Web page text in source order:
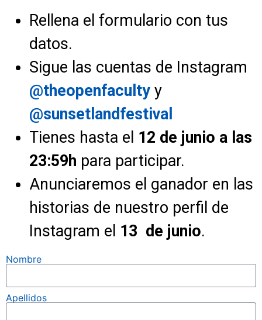
Rellena el formulario con tus
datos.
Sigue las cuentas de Instagram
@theopenfaculty y
@sunsetlandfestival
Tienes hasta el 12 de junio a las
23:59h para participar.
Anunciaremos el ganador en las
historias de nuestro perfil de
Instagram el 13 de junio.
Nombre
Apellidos